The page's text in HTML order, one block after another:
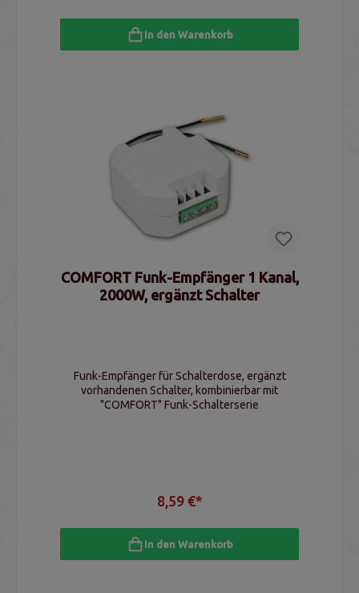
In den Warenkorb
COMFORT Funk-Empfänger 1 Kanal,
2000W, ergänzt Schalter
Funk-Empfänger für Schalterdose, ergänzt
vorhandenen Schalter, kombinierbar mit
"COMFORT" Funk-Schalterserie
8,59 €*
In den Warenkorb